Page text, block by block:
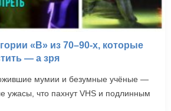
«B» из 70–90-х, которые
— а зря
мумии и безумные учёные —
ужасы, что пахнут VHS и подлинным